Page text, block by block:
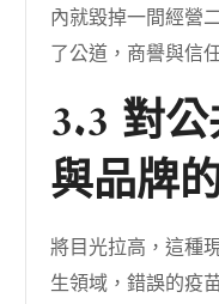
內就毀掉一間經營
了公道，商譽與信
3.3 對
與品牌
將目光拉高，這種
生領域，錯誤的疫